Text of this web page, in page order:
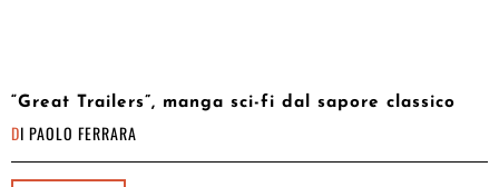
“Great Trailers”, manga sci-fi dal sapore classico
DI PAOLO FERRARA